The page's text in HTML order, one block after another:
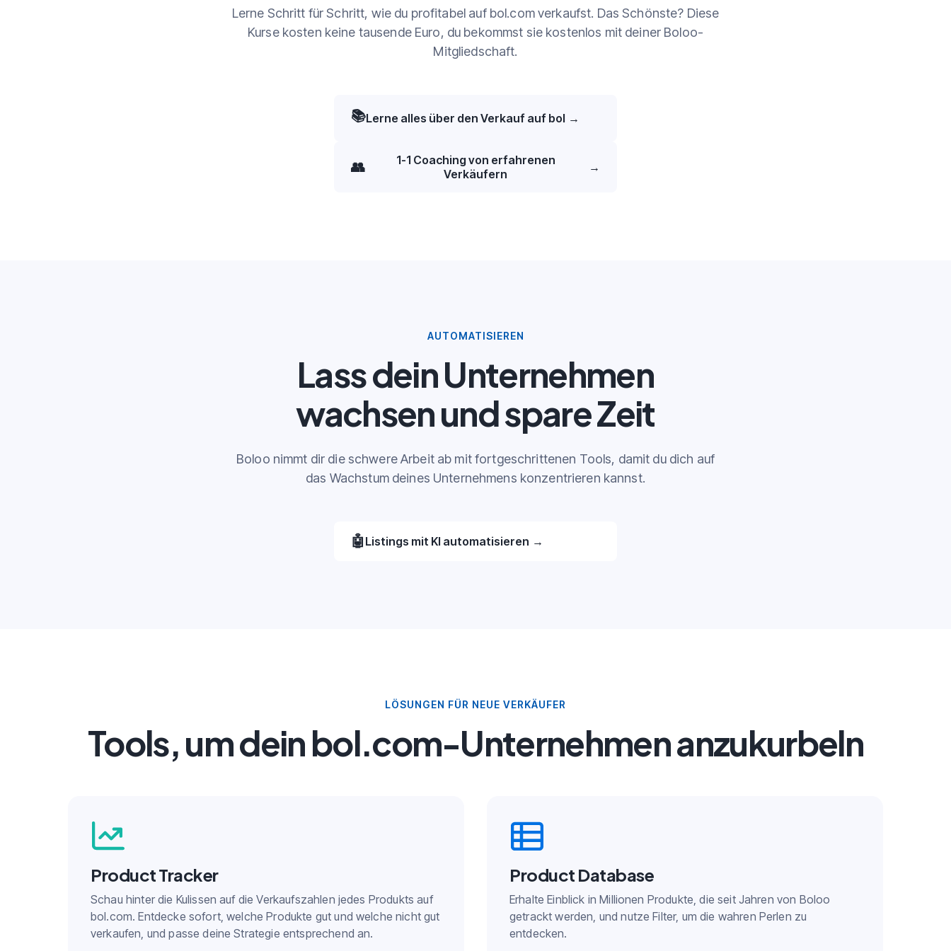
Lerne Schritt für Schritt, wie du profitabel auf bol.com verkaufst. Das Schönste? Diese
Kurse kosten keine tausende Euro, du bekommst sie kostenlos mit deiner Boloo-
Mitgliedschaft.
📚Lerne alles über den Verkauf auf bol →
👥
1-1 Coaching von erfahrenen
Verkäufern
→
AUTOMATISIEREN
Lass dein Unternehmen
wachsen und spare Zeit
Boloo nimmt dir die schwere Arbeit ab mit fortgeschrittenen Tools, damit du dich auf
das Wachstum deines Unternehmens konzentrieren kannst.
🤖 Listings mit KI automatisieren →
LÖSUNGEN FÜR NEUE VERKÄUFER
Tools, um dein bol.com-Unternehmen anzukurbeln
Product Tracker
Schau hinter die Kulissen auf die Verkaufszahlen jedes Produkts auf
bol.com. Entdecke sofort, welche Produkte gut und welche nicht gut
verkaufen, und passe deine Strategie entsprechend an.
Product Database
Erhalte Einblick in Millionen Produkte, die seit Jahren von Boloo
getrackt werden, und nutze Filter, um die wahren Perlen zu
entdecken.